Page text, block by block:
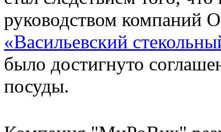
руководством
«Васильевский
было достигнуто
посуды.